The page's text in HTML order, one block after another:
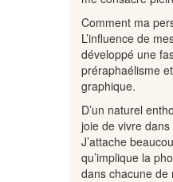
Comment ma
L’influence de
développé une
préraphaélisme
graphique.
D’un naturel
joie de vivre
J’attache
qu’implique la
dans chacune de